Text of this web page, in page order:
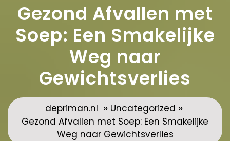
Gezond Afvallen met
Soep: Een Smakelijke
Weg naar
Gewichtsverlies
depriman.nl » Uncategorized »
Gezond Afvallen met Soep: Een Smakelijke
Weg naar Gewichtsverlies